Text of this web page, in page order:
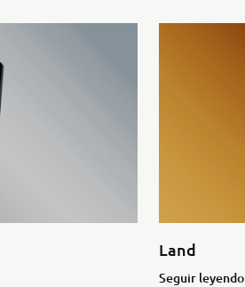
Land
Seguir leyendo